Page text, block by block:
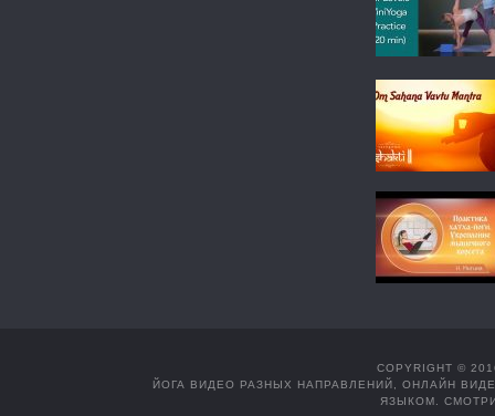
COPYRIGHT ©
ЙОГА ВИДЕО РАЗНЫХ НАПРАВЛЕНИЙ, ОНЛАЙН
ЯЗЫКОМ.